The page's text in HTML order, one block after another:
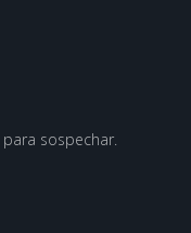
sospechar.